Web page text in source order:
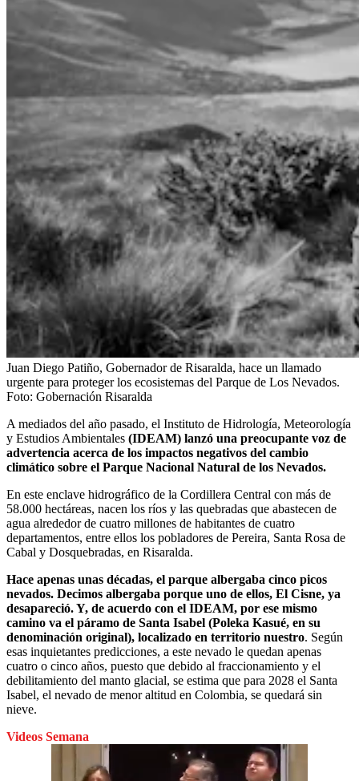
Juan Diego Patiño, Gobernador de Risaralda, hace un llamado
urgente para proteger los ecosistemas del Parque de Los Nevados.
Foto: Gobernación Risaralda
A mediados del año pasado, el Instituto de Hidrología, Meteorología
y Estudios Ambientales (IDEAM) lanzó una preocupante voz de
advertencia acerca de los impactos negativos del cambio
climático sobre el Parque Nacional Natural de los Nevados.
En este enclave hidrográfico de la Cordillera Central con más de
58.000 hectáreas, nacen los ríos y las quebradas que abastecen de
agua alrededor de cuatro millones de habitantes de cuatro
departamentos, entre ellos los pobladores de Pereira, Santa Rosa de
Cabal y Dosquebradas, en Risaralda.
Hace apenas unas décadas, el parque albergaba cinco picos
nevados. Decimos albergaba porque uno de ellos, El Cisne, ya
desapareció. Y, de acuerdo con el IDEAM, por ese mismo
camino va el páramo de Santa Isabel (Poleka Kasué, en su
denominación original), localizado en territorio nuestro. Según
esas inquietantes predicciones, a este nevado le quedan apenas
cuatro o cinco años, puesto que debido al fraccionamiento y el
debilitamiento del manto glacial, se estima que para 2028 el Santa
Isabel, el nevado de menor altitud en Colombia, se quedará sin
nieve.
Videos Semana